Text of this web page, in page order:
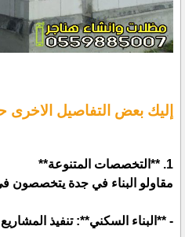
إليك بعض التفاصيل
1. **التخصصات المتنوعة**
مقاولو البناء في جدة يتخصصون
- **البناء السكني**: تنفيذ